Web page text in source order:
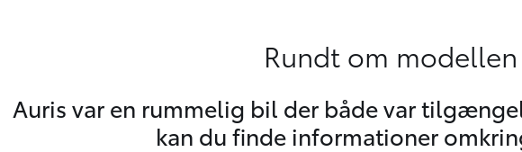
Rundt om
Auris var en rummelig bil der både var
kan du finde informationer